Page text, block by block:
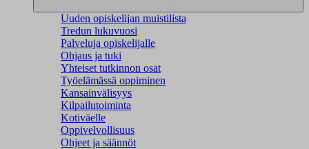
Uuden opiskelijan muistilista
Tredun lukuvuosi
Palveluja opiskelijalle
Ohjaus ja tuki
Yhteiset tutkinnon osat
Työelämässä oppiminen
Kansainvälisyys
Kilpailutoiminta
Kotiväelle
Oppivelvollisuus
Ohjeet ja säännöt